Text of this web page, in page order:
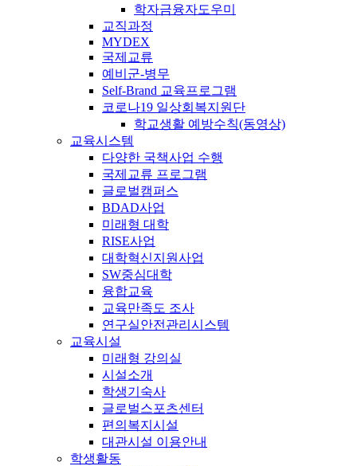
학자금융자도우미
교직과정
MYDEX
국제교류
예비군-병무
Self-Brand 교육프로그램
코로나19 일상회복지원단
학교생활 예방수칙(동영상)
교육시스템
다양한 국책사업 수행
국제교류 프로그램
글로벌캠퍼스
BDAD사업
미래형 대학
RISE사업
대학혁신지원사업
SW중심대학
융합교육
교육만족도 조사
연구실안전관리시스템
교육시설
미래형 강의실
시설소개
학생기숙사
글로벌스포츠센터
편의복지시설
대관시설 이용안내
학생활동